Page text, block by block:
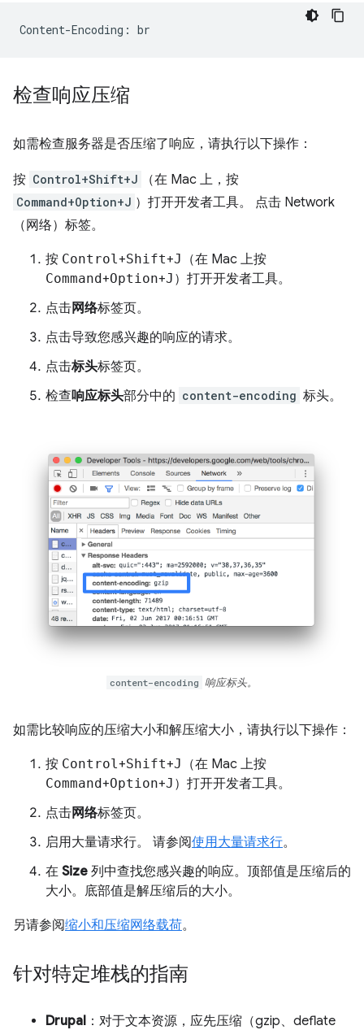
检查响应压缩
如需检查服务器是否压缩了响应，请执行以下操作：
按 Control+Shift+J （在 Mac 上，按
Command+Option+J ）打开开发者工具。 点击 Network
（网络）标签。
按 Control+Shift+J （在 Mac 上按
Command+Option+J ）打开开发者工具。
点击网络标签页。
点击导致您感兴趣的响应的请求。
点击标头标签页。
检查响应标头部分中的 content-encoding 标头。
content-encoding 响应标头。
如需比较响应的压缩大小和解压缩大小，请执行以下操作：
按 Control+Shift+J （在 Mac 上按
Command+Option+J ）打开开发者工具。
点击网络标签页。
启用大量请求行。 请参阅使用大量请求行。
在 Size 列中查找您感兴趣的响应。顶部值是压缩后的
大小。底部值是解压缩后的大小。
另请参阅缩小和压缩网络载荷。
针对特定堆栈的指南
Drupal ：对于文本资源，应先压缩（gzip、deflate